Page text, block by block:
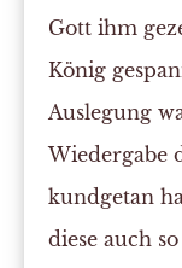
Gott ihm
König
Auslegung
Wiedergabe
kundgetan
diese auch